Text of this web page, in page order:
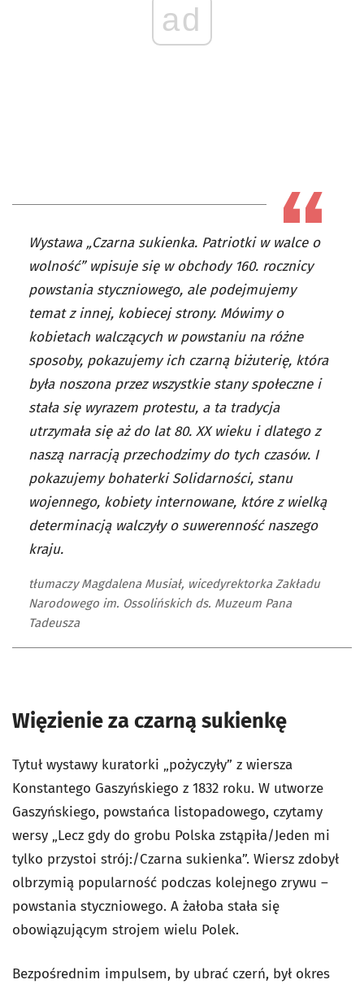
ad
Wystawa „Czarna sukienka. Patriotki w walce o
wolność” wpisuje się w obchody 160. rocznicy
powstania styczniowego, ale podejmujemy
temat z innej, kobiecej strony. Mówimy o
kobietach walczących w powstaniu na różne
sposoby, pokazujemy ich czarną biżuterię, która
była noszona przez wszystkie stany społeczne i
stała się wyrazem protestu, a ta tradycja
utrzymała się aż do lat 80. XX wieku i dlatego z
naszą narracją przechodzimy do tych czasów. I
pokazujemy bohaterki Solidarności, stanu
wojennego, kobiety internowane, które z wielką
determinacją walczyły o suwerenność naszego
kraju.
tłumaczy Magdalena Musiał, wicedyrektorka Zakładu
Narodowego im. Ossolińskich ds. Muzeum Pana
Tadeusza
Więzienie za czarną sukienkę
Tytuł wystawy kuratorki „pożyczyły” z wiersza
Konstantego Gaszyńskiego z 1832 roku. W utworze
Gaszyńskiego, powstańca listopadowego, czytamy
wersy „Lecz gdy do grobu Polska zstąpiła/Jeden mi
tylko przystoi strój:/Czarna sukienka”. Wiersz zdobył
olbrzymią popularność podczas kolejnego zrywu –
powstania styczniowego. A żałoba stała się
obowiązującym strojem wielu Polek.
Bezpośrednim impulsem, by ubrać czerń, był okres